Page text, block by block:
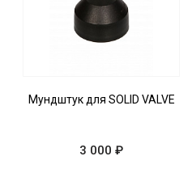
Мундштук для SOLID VALVE
3 000 ₽